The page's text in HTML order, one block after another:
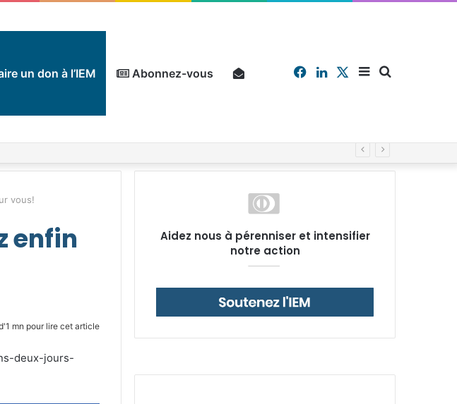
un don à l’IEM Abonnez-vous Sidebar
X
Linkedin
Facebook
vous!
enfin
mn pour lire cet article
deux-jours-
Aidez nous à pérenniser et intensifier
notre action